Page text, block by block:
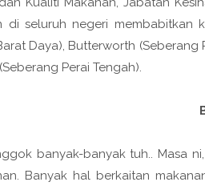
di seluruh negeri membabitkan
Daya), Butterworth (Seberang
Perai Tengah).
banyak-banyak tuh.. Masa
Banyak hal berkaitan